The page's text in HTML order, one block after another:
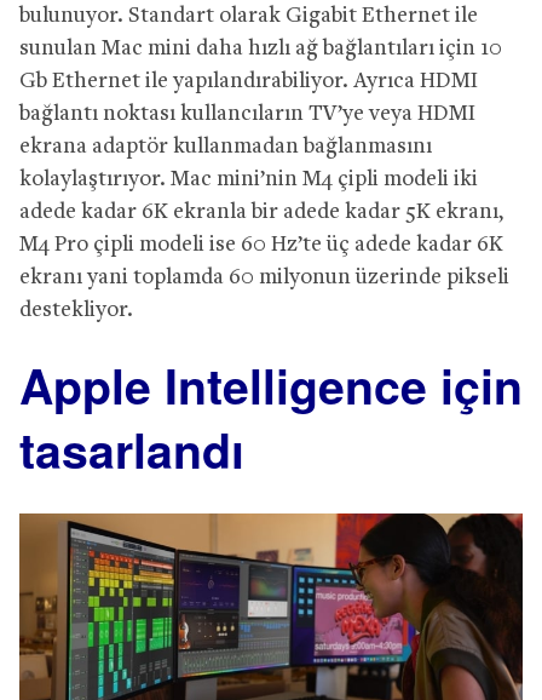
bulunuyor. Standart olarak Gigabit Ethernet ile
sunulan Mac mini daha hızlı ağ bağlantıları için 10
Gb Ethernet ile yapılandırabiliyor. Ayrıca HDMI
bağlantı noktası kullancıların TV’ye veya HDMI
ekrana adaptör kullanmadan bağlanmasını
kolaylaştırıyor. Mac mini’nin M4 çipli modeli iki
adede kadar 6K ekranla bir adede kadar 5K ekranı,
M4 Pro çipli modeli ise 60 Hz’te üç adede kadar 6K
ekranı yani toplamda 60 milyonun üzerinde pikseli
destekliyor.
Apple Intelligence için
tasarlandı